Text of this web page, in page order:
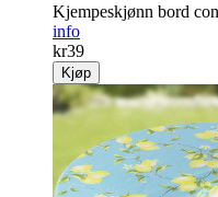
Kjempeskjønn bord
info
kr39
Kjøp